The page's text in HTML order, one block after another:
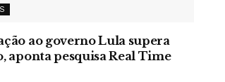
ao governo Lula supera
aponta pesquisa Real Time